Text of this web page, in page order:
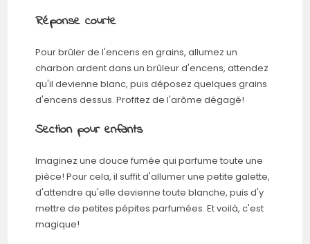
Réponse courte
Pour brûler de l'encens en grains, allumez un
charbon ardent dans un brûleur d'encens, attendez
qu'il devienne blanc, puis déposez quelques grains
d'encens dessus. Profitez de l'arôme dégagé!
Section pour enfants
Imaginez une douce fumée qui parfume toute une
pièce! Pour cela, il suffit d'allumer une petite galette,
d'attendre qu'elle devienne toute blanche, puis d'y
mettre de petites pépites parfumées. Et voilà, c'est
magique!